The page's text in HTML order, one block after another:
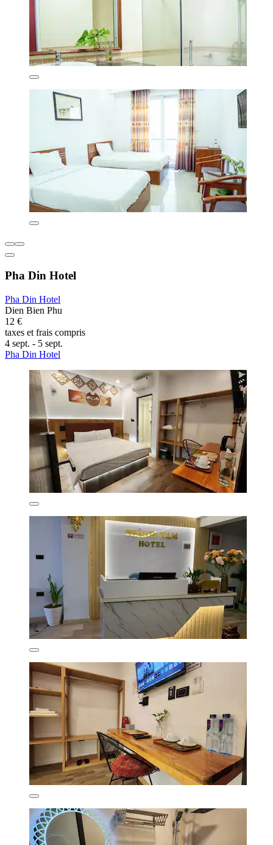
Pha Din Hotel
Pha Din Hotel
Dien Bien Phu
12 €
taxes et frais compris
4 sept. - 5 sept.
Pha Din Hotel